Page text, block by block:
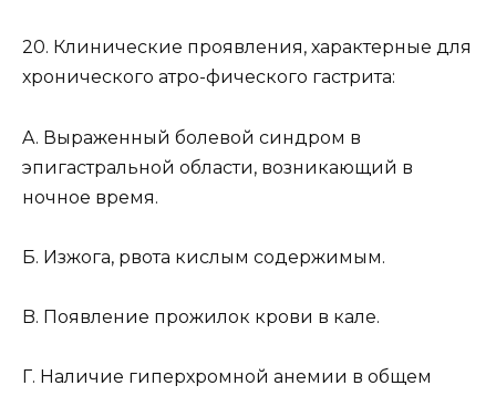
20. Клинические проявления, характерные для
хронического атро-фического гастрита:
A. Выраженный болевой синдром в
эпигастральной области, возникающий в
ночное время.
Б. Изжога, рвота кислым содержимым.
B. Появление прожилок крови в кале.
Г. Наличие гиперхромной анемии в общем